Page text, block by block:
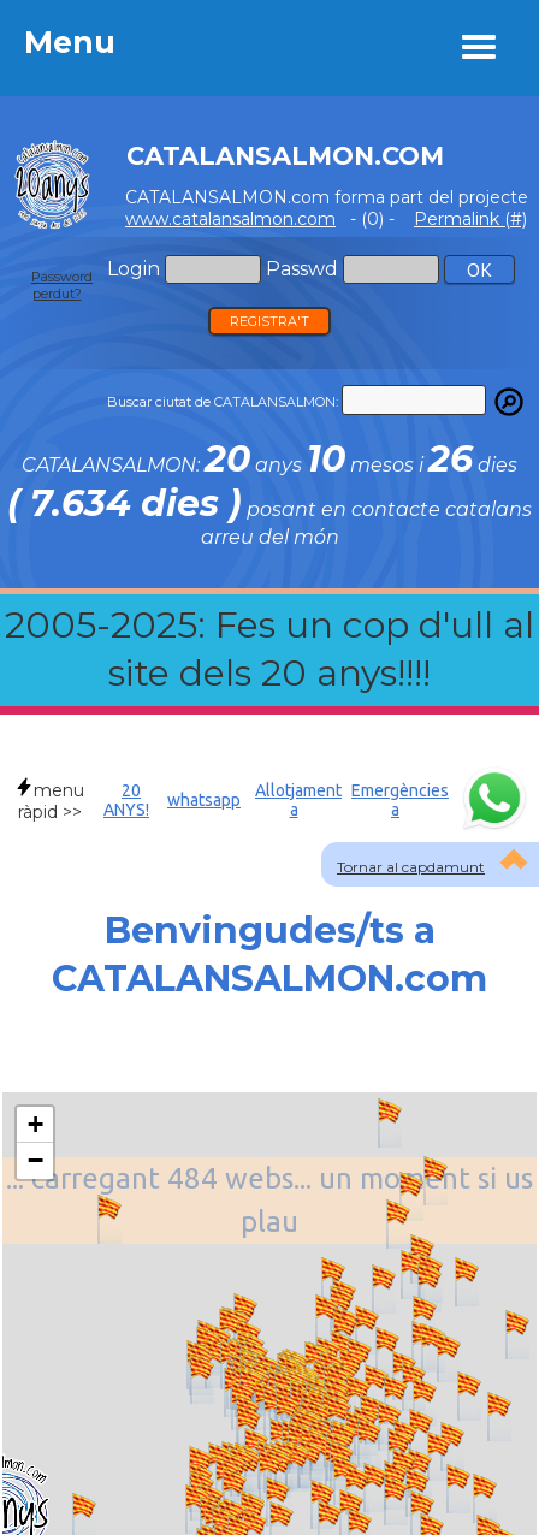
Menu
CATALANSALMON.COM
CATALANSALMON.com forma part del projecte
www.catalansalmon.com - (0) - Permalink (#)
Login Passwd
Password
perdut?
REGISTRA'T
Buscar ciutat de CATALANSALMON:
CATALANSALMON:20 anys 10 mesos i26 dies
( 7.634 dies ) posant en contacte catalans
arreu del món
2005-2025: Fes un cop d'ull al
site dels 20 anys!!!!
Menu
Tornar al capdamunt
menu
ràpid >>
20
ANYS!
whatsapp
Allotjament
a
Emergències
a
Benvingudes/ts a
CATALANSALMON.com
... carregant 484 webs... un moment si us
plau
+
−